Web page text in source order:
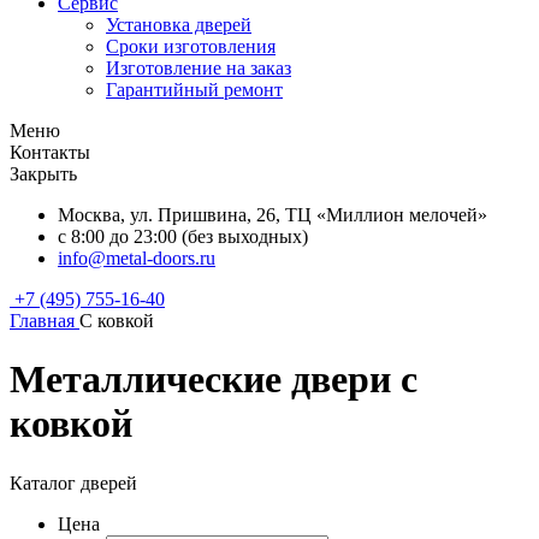
Установка дверей
Сроки изготовления
Изготовление на заказ
Гарантийный ремонт
Меню
Контакты
Закрыть
Москва, ул. Пришвина, 26, ТЦ «Миллион мелочей»
с 8:00 до 23:00 (без выходных)
info@metal-doors.ru
+7 (495) 755-16-40
Главная С ковкой
Металлические двери с
ковкой
Каталог дверей
Цена